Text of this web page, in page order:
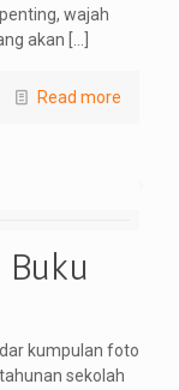
wajah
akan
Read more
kumpulan foto
sekolah